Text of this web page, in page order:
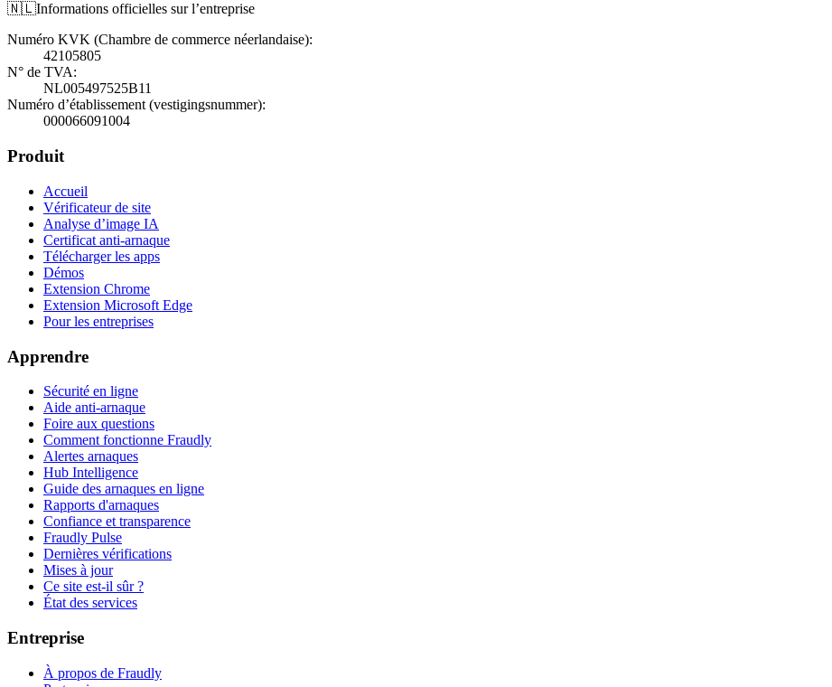
🇳🇱Informations officielles sur l’entreprise
Numéro KVK (Chambre de commerce néerlandaise):
42105805
N° de TVA:
NL005497525B11
Numéro d’établissement (vestigingsnummer):
000066091004
Produit
Accueil
Vérificateur de site
Analyse d’image IA
Certificat anti-arnaque
Télécharger les apps
Démos
Extension Chrome
Extension Microsoft Edge
Pour les entreprises
Apprendre
Sécurité en ligne
Aide anti-arnaque
Foire aux questions
Comment fonctionne Fraudly
Alertes arnaques
Hub Intelligence
Guide des arnaques en ligne
Rapports d'arnaques
Confiance et transparence
Fraudly Pulse
Dernières vérifications
Mises à jour
Ce site est-il sûr ?
État des services
Entreprise
À propos de Fraudly